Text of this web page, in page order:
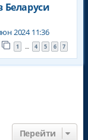
Беларуси
2024 11:36
1 … 4 5 6 7
Перейти